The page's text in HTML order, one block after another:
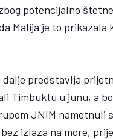
potencijalno
Malija je to prikazala
dalje predstavlja
Timbuktu u junu, a
JNIM nametnuli
izlaza na more,